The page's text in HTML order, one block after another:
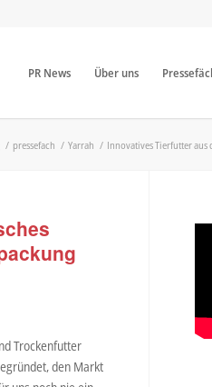
PR News Über uns
/ pressefach / Yarrah / Innovatives Tierfutter
Trockenfutter
den Markt